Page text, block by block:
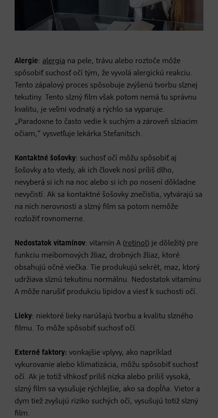
Alergie: alergia na pele, trávu alebo roztoče môže
spôsobiť suchosť očí tým, že vyvolá alergickú reakciu.
Tento zápalový proces spôsobuje zvýšenú tvorbu slznej
tekutiny. Tento slzný film však potom nemá tu správnu
kvalitu, je veľmi vodnatý a rýchlo sa vyparuje.
„Paradoxne to často vedie k suchým a zároveň slziacim
očiam,“ vysvetľuje lekárka Stefanitsch.
Kontaktné šošovky: suchosť očí môžu spôsobiť aj
šošovky a to vtedy, ak ich človek nosí príliš dlho,
nevyberá si ich na noc alebo si ich po nosení dôkladne
nevyčistí. Ak sa kontaktné šošovky znečistia, vytvárajú sa
na nich nerovnosti a slzný film sa potom nemôže
rozložiť rovnomerne.
Nedostatok vitamínov: vitamín A (retinol) je dôležitý pre
funkciu meibomových žliaz, drobných žliaz, ktoré
obsahujú očné viečka. Tie produkujú sekrét, maz, ktorý
udržiava slznú tekutinu normálnu. Nedostatok vitamínu
A môže narušiť produkciu lipidov a viesť k suchosti očí.
Lieky: niektoré lieky narúšajú tvorbu a kvalitu slzného
filmu. To môže spôsobiť suchosť očí.
Externé faktory: vonkajšie vplyvy, ako napríklad
vykurovanie alebo klimatizácia, môžu spôsobiť suchosť
očí. Ak je totiž vlhkosť príliš nízka alebo príliš vysoká,
slzný film sa vysušuje rýchlejšie, ako sa dopĺňa. Vietor a
dym tiež zvyšujú riziko suchých očí, vysušujú totiž slzný
film.